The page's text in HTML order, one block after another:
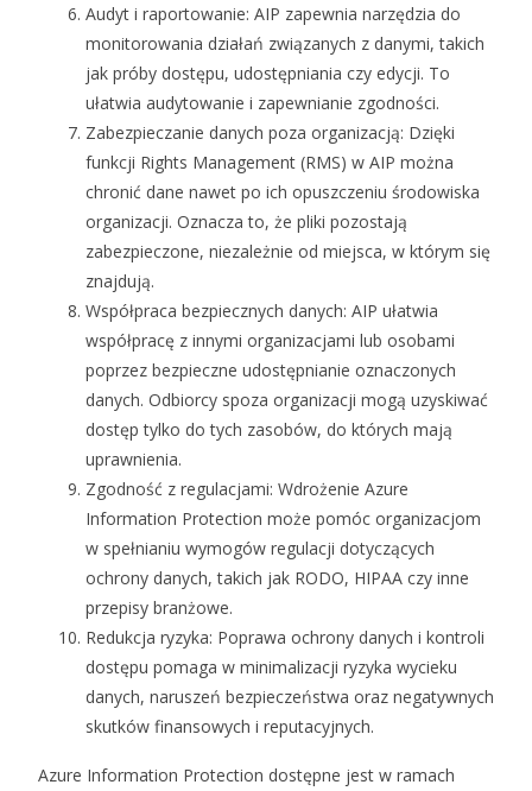
Audyt i raportowanie: AIP zapewnia narzędzia do
monitorowania działań związanych z danymi, takich
jak próby dostępu, udostępniania czy edycji. To
ułatwia audytowanie i zapewnianie zgodności.
Zabezpieczanie danych poza organizacją: Dzięki
funkcji Rights Management (RMS) w AIP można
chronić dane nawet po ich opuszczeniu środowiska
organizacji. Oznacza to, że pliki pozostają
zabezpieczone, niezależnie od miejsca, w którym się
znajdują.
Współpraca bezpiecznych danych: AIP ułatwia
współpracę z innymi organizacjami lub osobami
poprzez bezpieczne udostępnianie oznaczonych
danych. Odbiorcy spoza organizacji mogą uzyskiwać
dostęp tylko do tych zasobów, do których mają
uprawnienia.
Zgodność z regulacjami: Wdrożenie Azure
Information Protection może pomóc organizacjom
w spełnianiu wymogów regulacji dotyczących
ochrony danych, takich jak RODO, HIPAA czy inne
przepisy branżowe.
Redukcja ryzyka: Poprawa ochrony danych i kontroli
dostępu pomaga w minimalizacji ryzyka wycieku
danych, naruszeń bezpieczeństwa oraz negatywnych
skutków finansowych i reputacyjnych.
Azure Information Protection dostępne jest w ramach